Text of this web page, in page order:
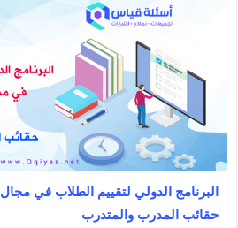
حقائب المدرب والمتدرب